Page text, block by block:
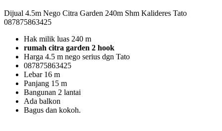
Dijual 4.5m Nego Citra Garden 240m Shm Kalideres Tato
087875863425
Hak milik luas 240 m
rumah citra garden 2 hook
Harga 4.5 m nego serius dgn Tato
087875863425
Lebar 16 m
Panjang 15 m
Bangunan 2 lantai
Ada balkon
Bagus dan kokoh.